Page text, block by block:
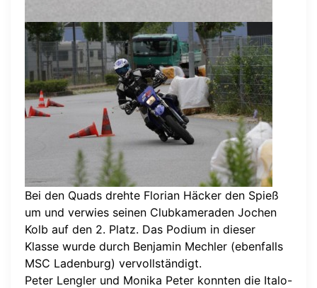
Bei den Quads drehte Florian Häcker den Spieß
um und verwies seinen Clubkameraden Jochen
Kolb auf den 2. Platz. Das Podium in dieser
Klasse wurde durch Benjamin Mechler (ebenfalls
MSC Ladenburg) vervollständigt.
Peter Lengler und Monika Peter konnten die Italo-